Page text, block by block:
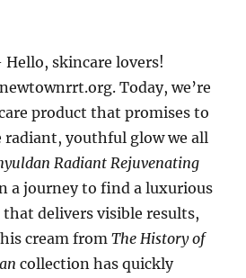
Hello, skincare lovers!
Today, we’re
product that promises to
radiant, youthful glow we all
Radiant Rejuvenating
a journey to find a luxurious
delivers visible results,
cream fromThe History of
collection has quickly